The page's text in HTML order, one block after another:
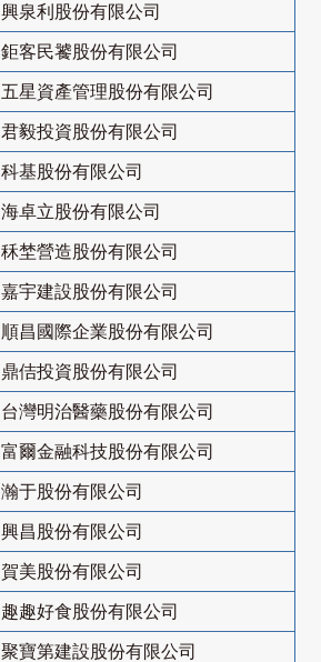
興泉利股份有限公司
鉅客民饕股份有限公司
五星資產管理股份有限公司
君毅投資股份有限公司
科基股份有限公司
海卓立股份有限公司
秝埜營造股份有限公司
嘉宇建設股份有限公司
順昌國際企業股份有限公司
鼎佶投資股份有限公司
台灣明治醫藥股份有限公司
富爾金融科技股份有限公司
瀚于股份有限公司
興昌股份有限公司
賀美股份有限公司
趣趣好食股份有限公司
聚寶第建設股份有限公司